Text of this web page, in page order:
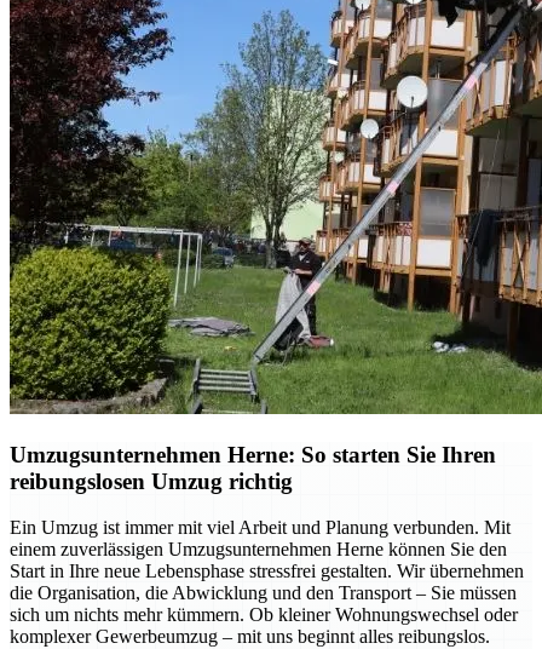
Umzugsunternehmen Herne: So starten Sie Ihren
reibungslosen Umzug richtig
Ein Umzug ist immer mit viel Arbeit und Planung verbunden. Mit
einem zuverlässigen Umzugsunternehmen Herne können Sie den
Start in Ihre neue Lebensphase stressfrei gestalten. Wir übernehmen
die Organisation, die Abwicklung und den Transport – Sie müssen
sich um nichts mehr kümmern. Ob kleiner Wohnungswechsel oder
komplexer Gewerbeumzug – mit uns beginnt alles reibungslos.